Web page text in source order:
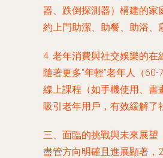
器、跌倒探測器）構建的家
約上門助潔、助餐、助浴、
4. 老年消費與社交娛樂的在
隨著更多“年輕”老年人（
線上課程（如手機使用、書
吸引老年用戶，有效緩解了
三、面臨的挑戰與未來展望
盡管方向明確且進展顯著，